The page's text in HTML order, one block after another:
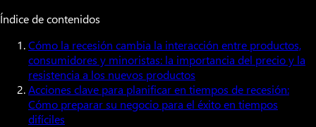
Índice de contenidos
Cómo la recesión cambia la interacción entre productos,
consumidores y minoristas: la importancia del precio y la
resistencia a los nuevos productos
Acciones clave para planificar en tiempos de recesión:
Cómo preparar su negocio para el éxito en tiempos
difíciles